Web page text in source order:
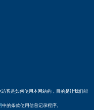
客是如何使用本网站的，目的是让我们能
中的条款使用信息记录程序。